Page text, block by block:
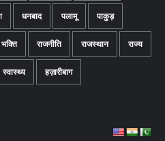
धनबाद पलामू पाकुड़
भक्ति राजनीति राजस्थान राज्य
स्वास्थ्य हज़ारीबाग